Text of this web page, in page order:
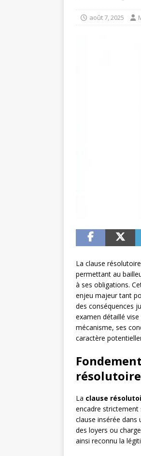
août 7, 2025
La clause
permettant au
à ses obligations.
enjeu majeur tant
des conséquences
examen détaillé
mécanisme, ses
caractère
résolutoire
La clause
encadre strictement
clause insérée
des loyers ou
ainsi reconnu la